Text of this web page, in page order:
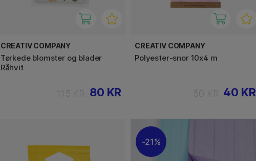
CREATIV COMPANY
Tørkede blomster og blader
Råhvit
80 KR
CREATIV COMPANY
Polyester-snor 10x4 m
40 KR
21%